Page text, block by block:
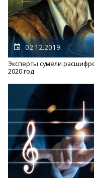
02.12.2019
Эксперты сумели
2020 год